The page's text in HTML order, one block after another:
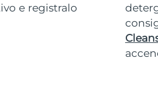
e registralo